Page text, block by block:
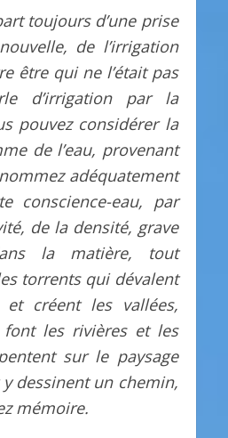
toujours d’une prise
de l’irrigation
être qui ne l’était pas
d’irrigation par la
pouvez considérer la
de l’eau, provenant
adéquatement
conscience-eau, par
de la densité, grave
la matière, tout
torrents qui dévalent
et créent les vallées,
les rivières et les
sur le paysage
dessinent un chemin,
mémoire.